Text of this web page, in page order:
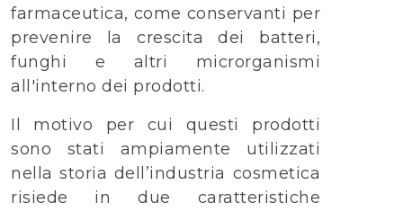
farmaceutica, come conservanti per
prevenire la crescita dei batteri,
funghi e altri microrganismi
all'interno dei prodotti.
Il motivo per cui questi prodotti
sono stati ampiamente utilizzati
nella storia dell’industria cosmetica
risiede in due caratteristiche